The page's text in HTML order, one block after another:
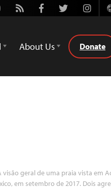
Rss FacebookTwitter
About Us Donate
visão geral de uma praia vista em
em setembro de 2017. Dois